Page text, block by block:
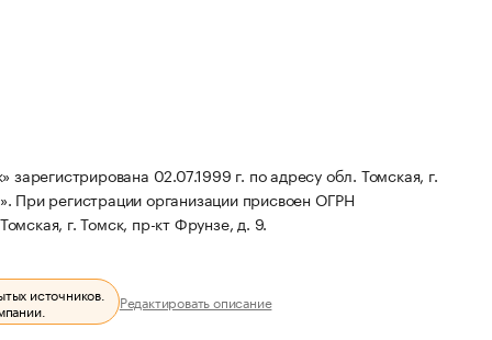
02.07.1999 г. по адресу обл. Томская, г.
При регистрации организации присвоен ОГРН
г. Томск, пр-кт Фрунзе, д. 9.
источников. Редактировать описание